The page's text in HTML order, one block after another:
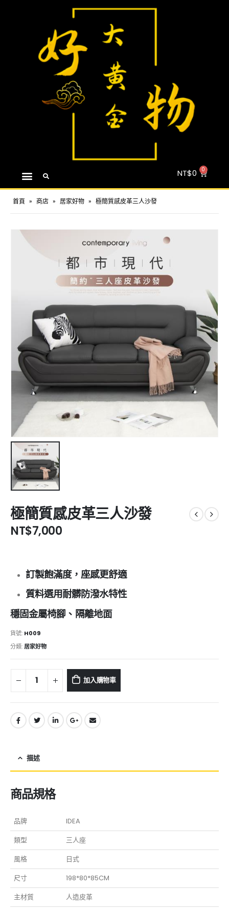
NT$0
首頁 » 商店 » 居家好物 » 極簡質感皮革三人沙發
極簡質感皮革三人沙發
NT$7,000
訂製飽滿度，座感更舒適
質料選用耐髒防潑水特性
穩固金屬椅腳、隔離地面
貨號: H009
分類:居家好物
加入購物車
描述
商品規格
品牌
IDEA
類型
三人座
風格
日式
尺寸
198*80*85CM
主材質
人造皮革